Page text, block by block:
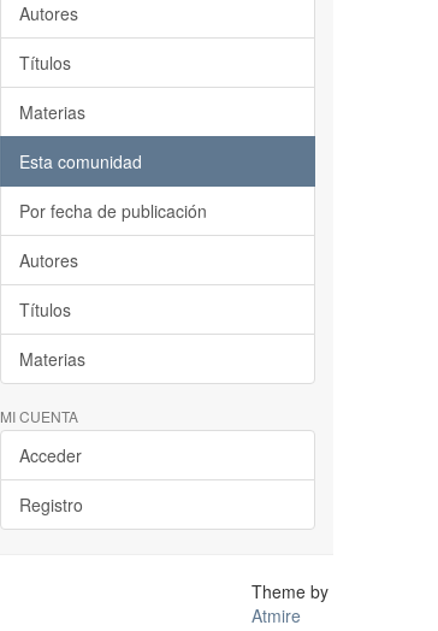
Autores
Títulos
Materias
Esta comunidad
Por fecha de publicación
Autores
Títulos
Materias
MI CUENTA
Acceder
Registro
Theme by
Atmire